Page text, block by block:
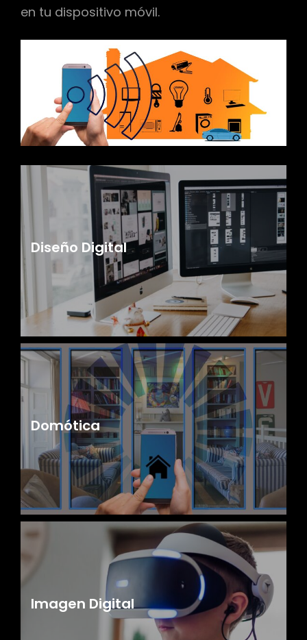
en tu dispositivo móvil.
Diseño Digital
Domótica
Imagen Digital